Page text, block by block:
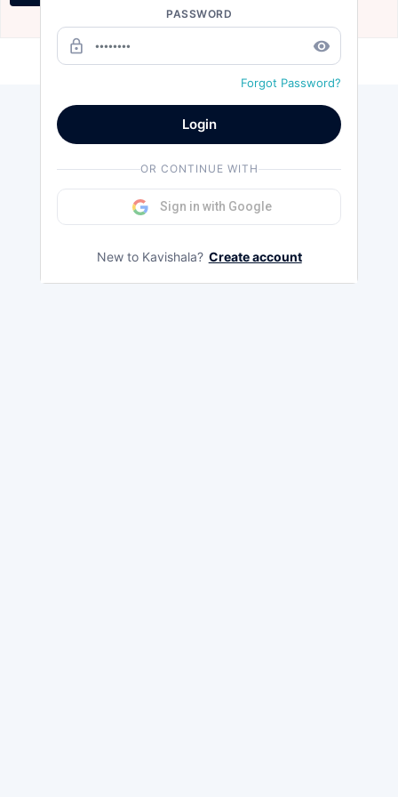
Load more
PASSWORD
lock_outline remove_red_eye
Forgot Password?
Login
OR CONTINUE WITH
Sign in with Google
New to Kavishala? Create account